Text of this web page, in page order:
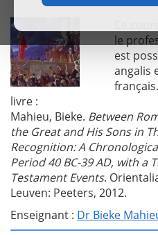
le
est
angalis
livre :
Mahieu, Bieke. Between
the Great and His Sons in
Recognition: A
Period 40 BC-39 AD, with a
Testament Events.
Leuven: Peeters, 2012.
Enseignant : Dr Bieke